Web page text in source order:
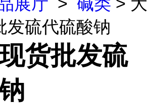
发硫代硫酸钠
货批发硫